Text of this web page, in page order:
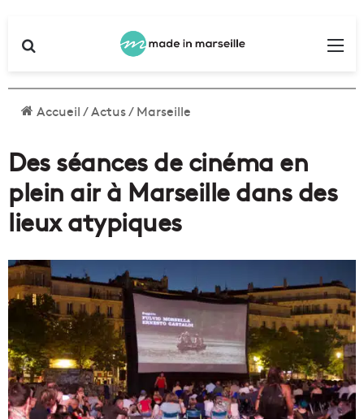
Accueil/Actus/Marseille
Des séances de cinéma en
plein air à Marseille dans des
lieux atypiques